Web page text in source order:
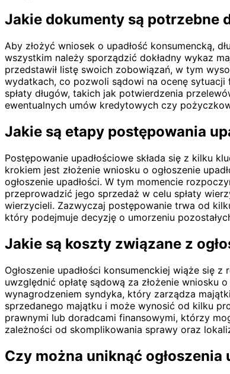
Jakie dokumenty są potrzebne
Aby złożyć wniosek o upadłość konsumencką,
wszystkim należy sporządzić dokładny wykaz
przedstawił listę swoich zobowiązań, w tym
wydatkach, co pozwoli sądowi na ocenę sytuacji
spłaty długów, takich jak potwierdzenia
ewentualnych umów kredytowych czy
Jakie są etapy postępowania
Postępowanie upadłościowe składa się z kilku
krokiem jest złożenie wniosku o ogłoszenie
ogłoszenie upadłości. W tym momencie
przeprowadzić jego sprzedaż w celu spłaty
wierzycieli. Zazwyczaj postępowanie trwa od
który podejmuje decyzję o umorzeniu
Jakie są koszty związane z
Ogłoszenie upadłości konsumenckiej wiąże
uwzględnić opłatę sądową za złożenie wniosku
wynagrodzeniem syndyka, który zarządza
sprzedanego majątku i może wynosić od kilku
prawnymi lub doradcami finansowymi, którzy
zależności od skomplikowania sprawy oraz
Czy można uniknąć ogłoszenia